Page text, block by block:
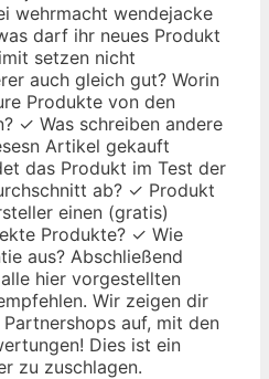
wehrmacht wendejacke
darf ihr neues Produkt
setzen nicht
auch gleich gut? Worin
Produkte von den
✓ Was schreiben andere
Artikel gekauft
das Produkt im Test der
ab? ✓ Produkt
einen (gratis)
Produkte? ✓ Wie
aus? Abschließend
hier vorgestellten
Wir zeigen dir
auf, mit den
Dies ist ein
zu zuschlagen.